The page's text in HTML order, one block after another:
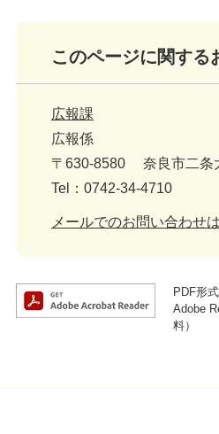
このページに関する
広報課
広報係
〒630-8580
奈良市二条
Tel：0742-34-4710
メールでのお問い合わせ
PDF形
Adobe
料）